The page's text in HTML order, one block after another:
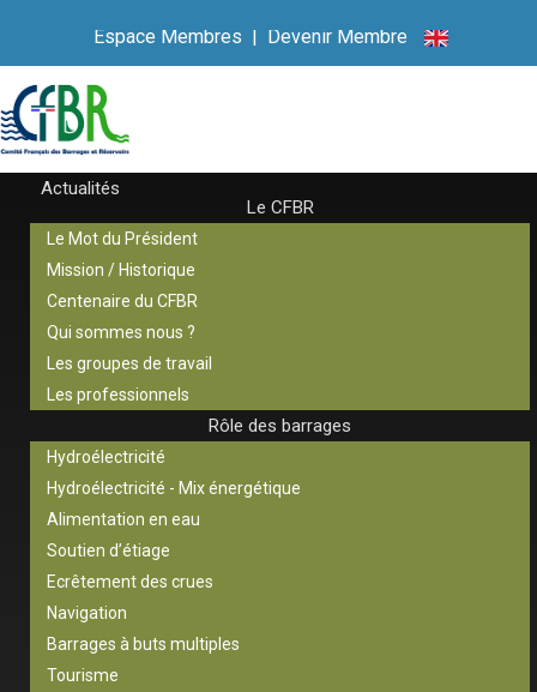
Espace Membres | Devenir Membre
Actualités
Le CFBR
Le Mot du Président
Mission / Historique
Centenaire du CFBR
Qui sommes nous ?
Les groupes de travail
Les professionnels
Rôle des barrages
Hydroélectricité
Hydroélectricité - Mix énergétique
Alimentation en eau
Soutien d’étiage
Ecrêtement des crues
Navigation
Barrages à buts multiples
Tourisme